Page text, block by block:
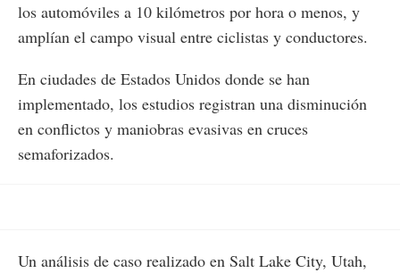
los automóviles a 10 kilómetros por hora o menos, y
amplían el campo visual entre ciclistas y conductores.
En ciudades de Estados Unidos donde se han
implementado, los estudios registran una disminución
en conflictos y maniobras evasivas en cruces
semaforizados.
Un análisis de caso realizado en Salt Lake City, Utah,